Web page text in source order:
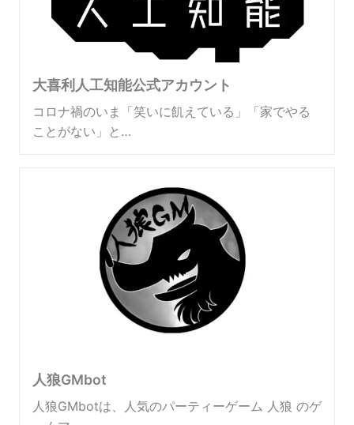
大喜利人工知能公式アカウント
コロナ禍のいま「笑いに飢えている」「家でやる
ことがない」と…
人狼GMbot
人狼GMbotは、人気のパーティーゲーム 人狼 のゲ